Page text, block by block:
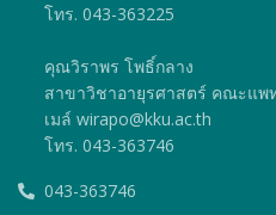
โทร. 043-363225
คุณวิราพร โพธิ์กลาง
สาขาวิชาอายุรศาสตร์ คณะแ
เมล์ wirapo@kku.ac.th
โทร. 043-363746
043-363746